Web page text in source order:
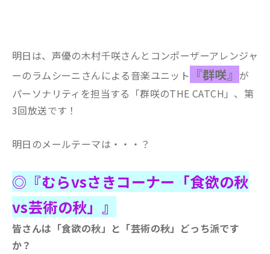
明日は、声優の木村千咲さんとコンポーザーアレンジャ
ーのラムシーニさんによる音楽ユニット 『群咲』 が
パーソナリティを担当する「群咲のTHE CATCH」、第
3回放送です！
明日のメールテーマは・・・？
◎『むらvsさきコーナー「食欲の秋
vs芸術の秋」』
皆さんは「食欲の秋」と「芸術の秋」どっち派です
か？